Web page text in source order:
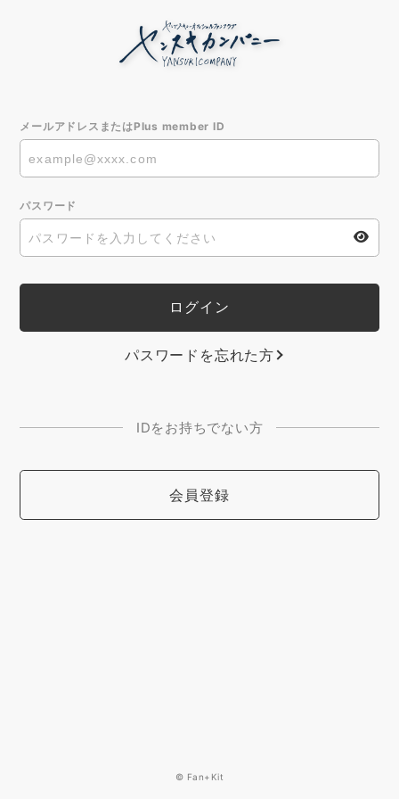
メールアドレスまたはPlus member ID
パスワード
パスワードを忘れた方
IDをお持ちでない方
会員登録
© Fan+Kit